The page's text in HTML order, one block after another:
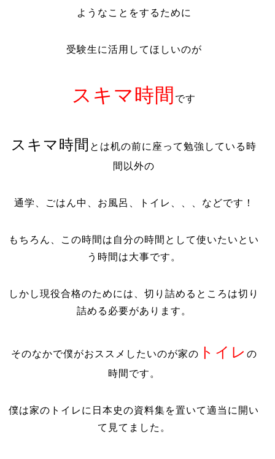
ようなことをするために
受験生に活用してほしいのが
スキマ時間 です
スキマ時間 とは机の前に座って勉強している時
間以外の
通学、ごはん中、お風呂、トイレ、、、などです！
もちろん、この時間は自分の時間として使いたいとい
う時間は大事です。
しかし現役合格のためには、切り詰めるところは切り
詰める必要があります。
そのなかで僕がおススメしたいのが家の トイレ の
時間です。
僕は家のトイレに日本史の資料集を置いて適当に開い
て見てました。